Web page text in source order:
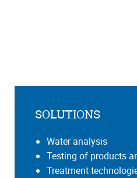
SOLUTIONS
Water analysis
Testing of products
Treatment